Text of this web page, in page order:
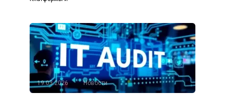
19.03.2026 Новости